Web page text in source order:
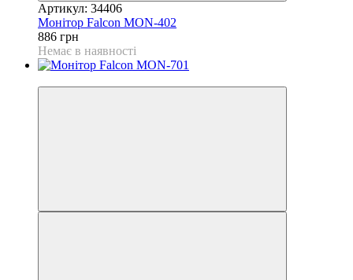
Артикул: 34406
Монітор Falcon MON-402
886 грн
Немає в наявності